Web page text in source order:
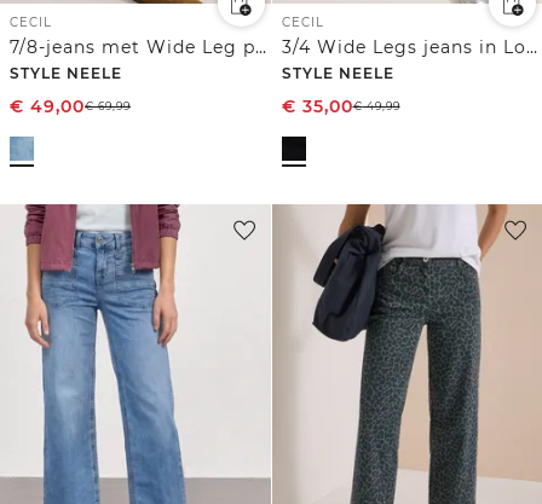
CECIL
7/8-jeans met Wide Leg pijpen en riem
STYLE NEELE
€ 49,00€69,99
CECIL
3/4 Wide Legs jeans in Loose Fit
STYLE NEELE
€ 35,00€49,99